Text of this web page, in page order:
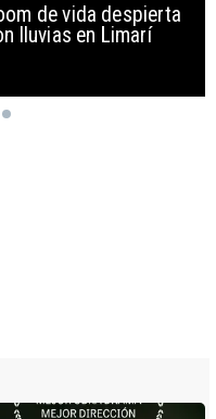
Estudiantes de Tocopilla
representarán a Chile en